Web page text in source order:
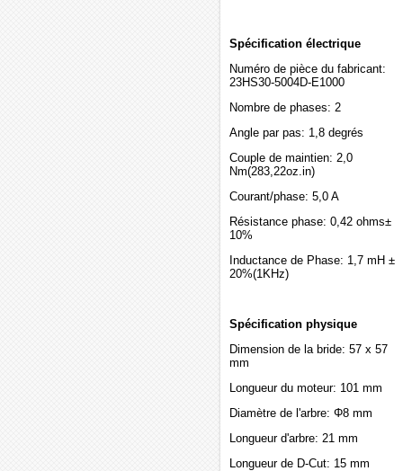
Spécification électrique
Numéro de pièce du fabricant:
23HS30-5004D-E1000
Nombre de phases: 2
Angle par pas: 1,8 degrés
Couple de maintien: 2,0
Nm(283,22oz.in)
Courant/phase: 5,0 A
Résistance phase: 0,42 ohms±
10%
Inductance de Phase: 1,7 mH ±
20%(1KHz)
Spécification physique
Dimension de la bride: 57 x 57
mm
Longueur du moteur: 101 mm
Diamètre de l'arbre: Φ8 mm
Longueur d'arbre: 21 mm
Longueur de D-Cut: 15 mm